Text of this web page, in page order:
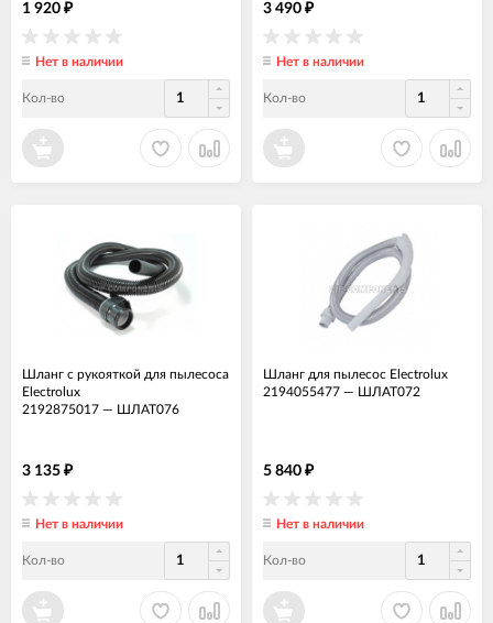
1 920 ₽
Нет в наличии
Кол-во
3 490 ₽
Нет в наличии
Кол-во
Шланг с рукояткой для пылесоса
Electrolux
2192875017 — ШЛАТ076
3 135 ₽
Нет в наличии
Кол-во
Шланг для пылесос Electrolux
2194055477 — ШЛАТ072
5 840 ₽
Нет в наличии
Кол-во